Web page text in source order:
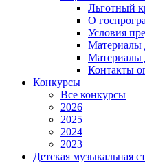
Льготный
О
Условия
Материалы
Материалы
Контакты
Конкурсы
Все конкурсы
2026
2025
2024
2023
Детская музыкальная